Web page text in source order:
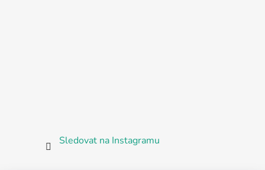
Sledovat na Instagramu